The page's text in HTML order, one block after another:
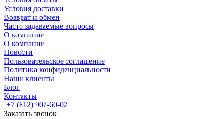
Условия доставки
Возврат и обмен
Часто задаваемые вопросы
О компании
О компании
Новости
Пользовательское соглашение
Политика конфиденциальности
Наши клиенты
Блог
Контакты
+7 (812) 907-60-02
Заказать звонок